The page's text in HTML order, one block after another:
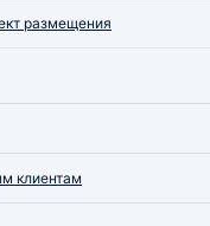
размещения
клиентам